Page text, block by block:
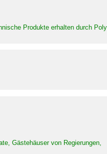
Produkte erhalten durch
Gästehäuser von Regierungen,